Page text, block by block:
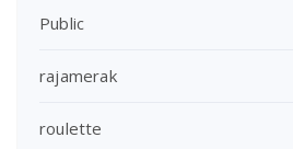
Public
rajamerak
roulette